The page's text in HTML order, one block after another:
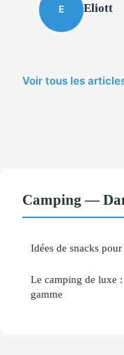
E Eliott
Voir tous les
Camping —
Idées de snacks
Le camping de luxe
gamme